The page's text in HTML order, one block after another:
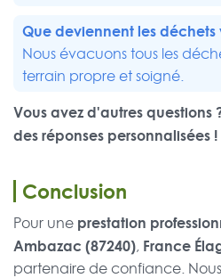
Que deviennent les
Nous évacuons tous les
terrain propre et soigné.
Vous avez d'autres questions
des réponses personnalisées !
Conclusion
Pour une prestation
Ambazac (87240), France
partenaire de confiance.